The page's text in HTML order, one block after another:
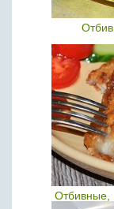
Отбивные,